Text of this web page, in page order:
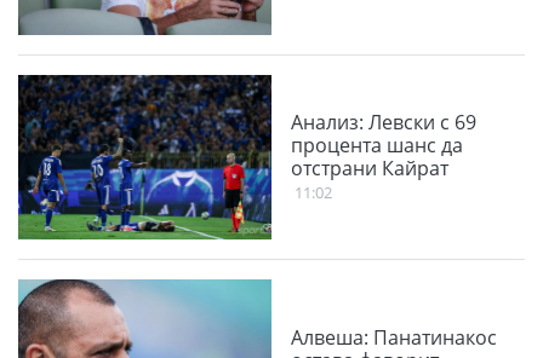
Анализ: Левски с 69
процента шанс да
отстрани Кайрат
11:02
Алвеша: Панатинакос